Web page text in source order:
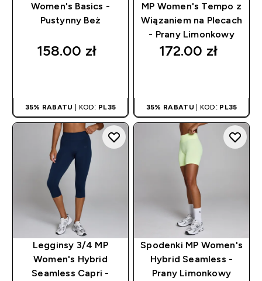
Women's Basics -
Pustynny Beż
158.00 zł‎
35% RABATU | KOD: PL35
MP Women's Tempo z
Wiązaniem na Plecach
- Prany Limonkowy
172.00 zł‎
35% RABATU | KOD: PL35
Legginsy 3/4 MP
Women's Hybrid
Seamless Capri -
Spodenki MP Women's
Hybrid Seamless -
Prany Limonkowy